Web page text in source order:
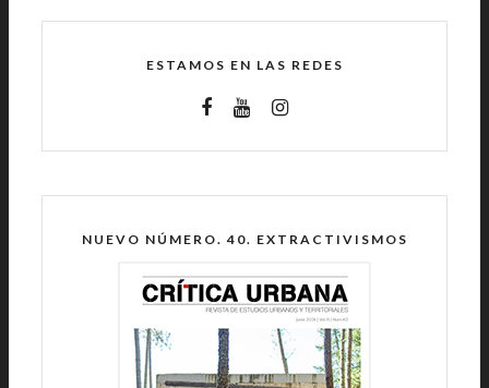
ESTAMOS EN LAS REDES
NUEVO NÚMERO. 40. EXTRACTIVISMOS